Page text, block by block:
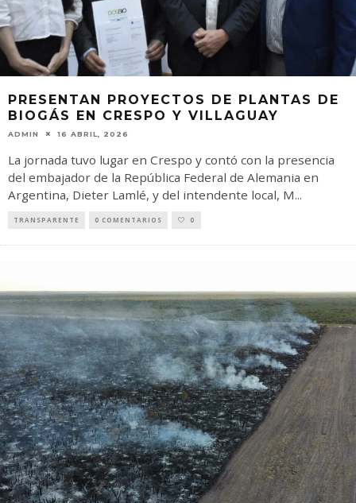
PRESENTAN PROYECTOS DE PLANTAS DE
BIOGÁS EN CRESPO Y VILLAGUAY
ADMIN 16 ABRIL, 2026
La jornada tuvo lugar en Crespo y contó con la presencia
del embajador de la República Federal de Alemania en
Argentina, Dieter Lamlé, y del intendente local, M...
TRANSPARENTE 0 COMENTARIOS 0